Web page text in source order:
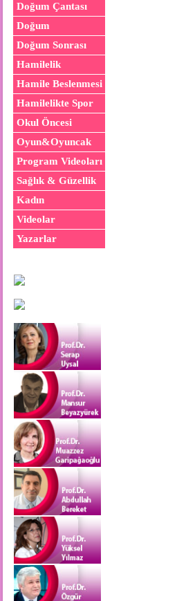
Doğum Çantası
Doğum
Doğum Sonrası
Hamilelik
Hamile Beslenmesi
Hamilelikte Spor
Okul Öncesi
Oyun&Oyuncak
Program Videoları
Sağlık & Güzellik
Kadın
Videolar
Yazarlar